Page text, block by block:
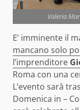
Valeria
E’ imminente il
mancano solo
l’imprenditore
Roma con una
L’evento sarà
Domenica in –